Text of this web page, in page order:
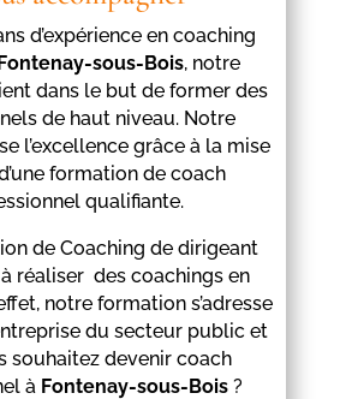
d’expérience en coaching
sous-Bois, notre
dans le but de former des
de haut niveau. Notre
l’excellence grâce à la mise
formation de coach
qualifiante.
de Coaching de dirigeant
réaliser des coachings en
notre formation s’adresse
du secteur public et
souhaitez devenir coach
à Fontenay-sous-Bois ?